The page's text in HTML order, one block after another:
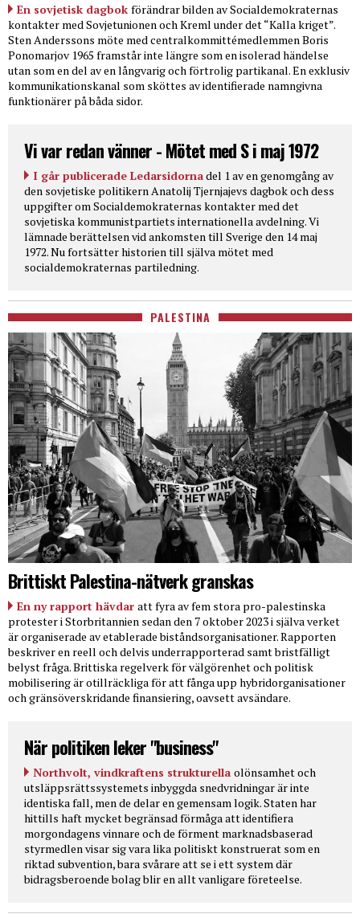
En sovjetisk dagbok förändrar bilden av Socialdemokraternas
kontakter med Sovjetunionen och Kreml under det “Kalla kriget”.
Sten Anderssons möte med centralkommittémedlemmen Boris
Ponomarjov 1965 framstår inte längre som en isolerad händelse
utan som en del av en långvarig och förtrolig partikanal. En exklusiv
kommunikationskanal som sköttes av identifierade namngivna
funktionärer på båda sidor.
Vi var redan vänner - Mötet med S i maj 1972
I går publicerade Ledarsidornadel 1 av en genomgång av
den sovjetiske politikern Anatolij Tjernjajevs dagbok och dess
uppgifter om Socialdemokraternas kontakter med det
sovjetiska kommunistpartiets internationella avdelning. Vi
lämnade berättelsen vid ankomsten till Sverige den 14 maj
1972. Nu fortsätter historien till själva mötet med
socialdemokraternas partiledning.
PALESTINA
Brittiskt Palestina-nätverk granskas
En ny rapport hävdar att fyra av fem stora pro-palestinska
protester i Storbritannien sedan den 7 oktober 2023 i själva verket
är organiserade av etablerade biståndsorganisationer. Rapporten
beskriver en reell och delvis underrapporterad samt bristfälligt
belyst fråga. Brittiska regelverk för välgörenhet och politisk
mobilisering är otillräckliga för att fånga upp hybridorganisationer
och gränsöverskridande finansiering, oavsett avsändare.
När politiken leker "business"
Northvolt, vindkraftens strukturella olönsamhet och
utsläppsrättssystemets inbyggda snedvridningar är inte
identiska fall, men de delar en gemensam logik. Staten har
hittills haft mycket begränsad förmåga att identifiera
morgondagens vinnare och de förment marknadsbaserad
styrmedlen visar sig vara lika politiskt konstruerat som en
riktad subvention, bara svårare att se i ett system där
bidragsberoende bolag blir en allt vanligare företeelse.